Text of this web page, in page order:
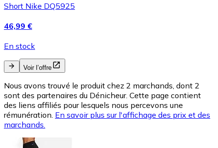
Short Nike DQ5925
46,99 €
En stock
Voir l’offre
Nous avons trouvé le produit chez 2 marchands, dont 2
sont des partenaires du Dénicheur. Cette page contient
des liens affiliés pour lesquels nous percevons une
rémunération. En savoir plus sur l'affichage des prix et des
marchands.